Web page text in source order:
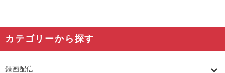
カテゴリーから探す
録画配信